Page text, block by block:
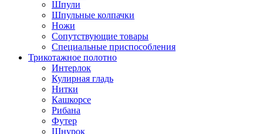
Шпули
Шпульные колпачки
Ножи
Сопутствующие товары
Специальные приспособления
Трикотажное полотно
Интерлок
Кулирная гладь
Нитки
Кашкорсе
Рибана
Футер
Шнурок